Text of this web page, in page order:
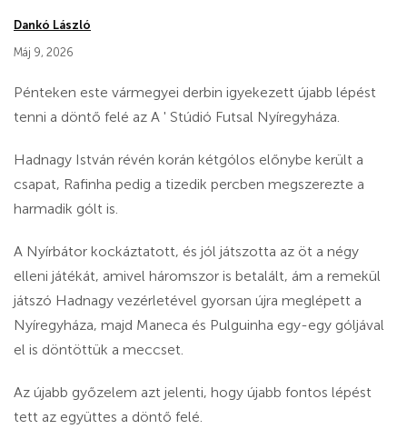
Dankó László
Máj 9, 2026
Pénteken este vármegyei derbin igyekezett újabb lépést
tenni a döntő felé az A ' Stúdió Futsal Nyíregyháza.
Hadnagy István révén korán kétgólos előnybe került a
csapat, Rafinha pedig a tizedik percben megszerezte a
harmadik gólt is.
A Nyírbátor kockáztatott, és jól játszotta az öt a négy
elleni játékát, amivel háromszor is betalált, ám a remekül
játszó Hadnagy vezérletével gyorsan újra meglépett a
Nyíregyháza, majd Maneca és Pulguinha egy-egy góljával
el is döntöttük a meccset.
Az újabb győzelem azt jelenti, hogy újabb fontos lépést
tett az együttes a döntő felé.